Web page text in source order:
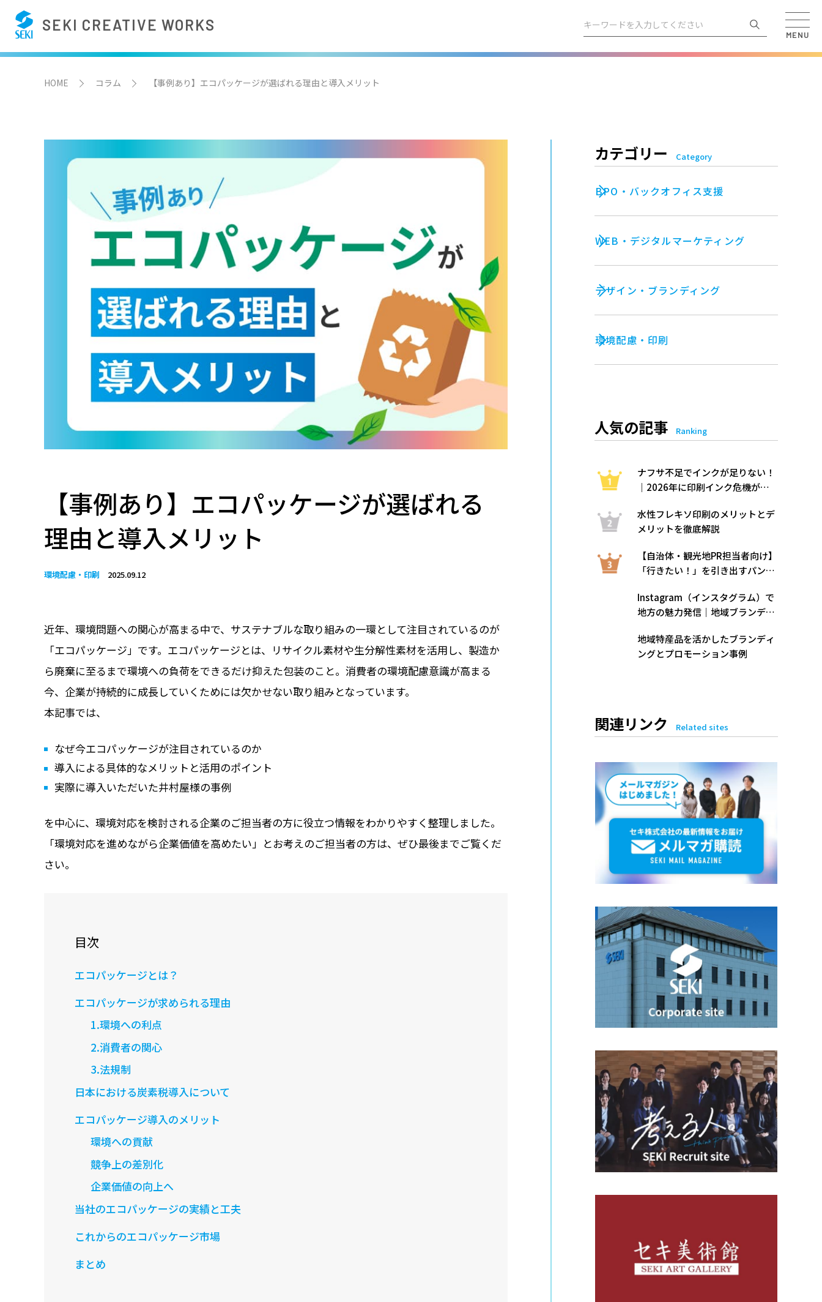
SEKI CREATIVE WORKS
MENU
HOME コラム 【事例あり】エコパッケージが選ばれる理由と導入メリット
【事例あり】エコパッケージが選ばれる
理由と導入メリット
環境配慮・印刷 2025.09.12
近年、環境問題への関心が高まる中で、サステナブルな取り組みの一環として注目されているのが
「エコパッケージ」です。エコパッケージとは、リサイクル素材や生分解性素材を活用し、製造か
ら廃棄に至るまで環境への負荷をできるだけ抑えた包装のこと。消費者の環境配慮意識が高まる
今、企業が持続的に成長していくためには欠かせない取り組みとなっています。
本記事では、
なぜ今エコパッケージが注目されているのか
導入による具体的なメリットと活用のポイント
実際に導入いただいた井村屋様の事例
を中心に、環境対応を検討される企業のご担当者の方に役立つ情報をわかりやすく整理しました。
「環境対応を進めながら企業価値を高めたい」とお考えのご担当者の方は、ぜひ最後までご覧くだ
さい。
目次
エコパッケージとは？
エコパッケージが求められる理由
1.環境への利点
2.消費者の関心
3.法規制
日本における炭素税導入について
エコパッケージ導入のメリット
環境への貢献
競争上の差別化
企業価値の向上へ
当社のエコパッケージの実績と工夫
これからのエコパッケージ市場
まとめ
カテゴリー Category
BPO・バックオフィス支援
WEB・デジタルマーケティング
デザイン・ブランディング
環境配慮・印刷
人気の記事 Ranking
ナフサ不足でインクが足りない！
｜2026年に印刷インク危機が起
策をわかりやすく解説
水性フレキソ印刷のメリットとデ
メリットを徹底解説
【自治体・観光地PR担当者向け】
「行きたい！」を引き出すパンフ
Instagram（インスタグラム）で
地方の魅力発信｜地域ブランディ
始め方
地域特産品を活かしたブランディ
ングとプロモーション事例
関連リンク Related sites